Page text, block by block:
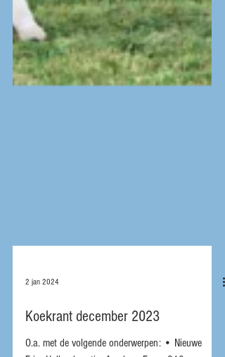
2 jan 2024
Koekrant december 2023